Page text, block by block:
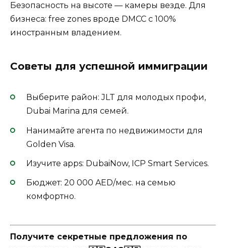
Безопасность на высоте — камеры везде. Для
бизнеса: free zones вроде DMCC с 100%
иностранным владением.
Советы для успешной иммиграции
Выберите район: JLT для молодых профи,
Dubai Marina для семей.
Нанимайте агента по недвижимости для
Golden Visa.
Изучите apps: DubaiNow, ICP Smart Services.
Бюджет: 20 000 AED/мес. на семью
комфортно.
Получите секретные предложения по